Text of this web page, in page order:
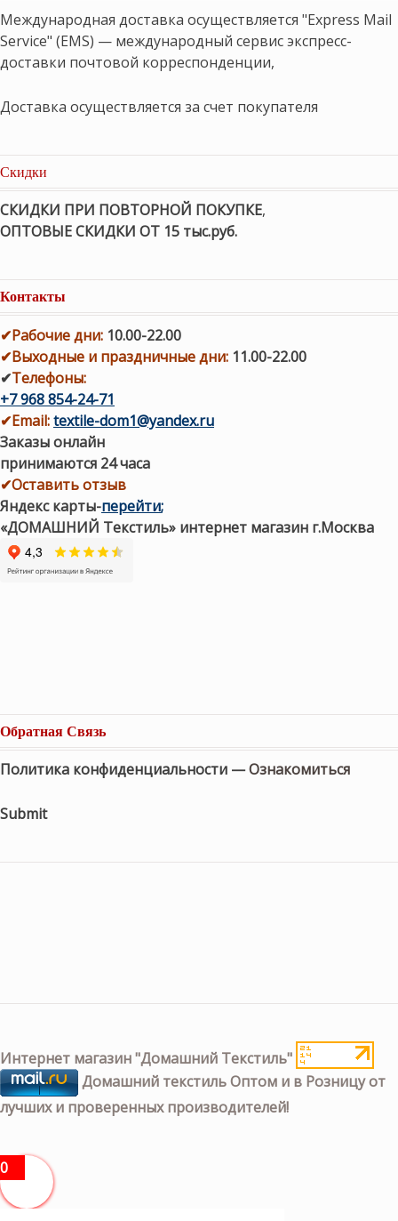
Международная доставка осуществляется "Express Mail
Service" (EMS) — международный сервис экспресс-
доставки почтовой корреспонденции,
Доставка осуществляется за счет покупателя
Скидки
СКИДКИ ПРИ ПОВТОРНОЙ ПОКУПКЕ,
ОПТОВЫЕ СКИДКИ ОТ 15 тыс.руб.
Контакты
✔Рабочие дни: 10.00-22.00
✔Выходные и праздничные дни: 11.00-22.00
✔Телефоны:
+7 968 854-24-71
✔Email:textile-dom1@yandex.ru
Заказы онлайн
принимаются 24 часа
✔Оставить отзыв
Яндекс карты-перейти;
«ДОМАШНИЙ Текстиль» интернет магазин г.Москва
Обратная Связь
Политика конфиденциальности —Ознакомиться
Submit
Интернет магазин "Домашний Текстиль"
Домашний текстиль Оптом и в Розницу от
лучших и проверенных производителей!
0